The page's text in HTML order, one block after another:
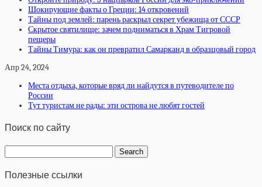
Шокирующие факты о Греции: 14 откровений
Тайны под землей: парень раскрыл секрет убежища от СССР
Скрытое святилище: зачем подниматься в Храм Тигровой
пещеры
Тайны Тимура: как он превратил Самарканд в образцовый город
Апр 24, 2024
Места отдыха, которые вряд ли найдутся в путеводителе по
России
Тут туристам не рады: эти острова не любят гостей
Поиск по сайту
Полезные ссылки